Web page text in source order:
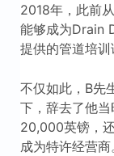
2018年，此前
能够成为Drain
提供的管道培训
不仅如此，B先
下，辞去了他
20,000英镑，
成为特许经营商